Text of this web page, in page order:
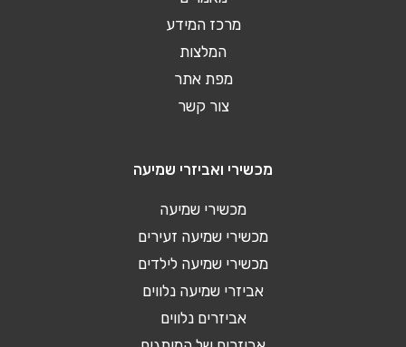
מרכז המידע
המלצות
מפת אתר
צור קשר
מכשירי ואביזרי שמיעה
מכשירי שמיעה
מכשירי שמיעה זעירים
מכשירי שמיעה לילדים
אביזרי שמיעה נלווים
אביזרים נלווים